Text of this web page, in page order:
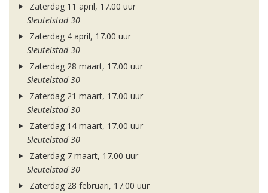
Zaterdag 11 april, 17.00 uur
Sleutelstad 30
Zaterdag 4 april, 17.00 uur
Sleutelstad 30
Zaterdag 28 maart, 17.00 uur
Sleutelstad 30
Zaterdag 21 maart, 17.00 uur
Sleutelstad 30
Zaterdag 14 maart, 17.00 uur
Sleutelstad 30
Zaterdag 7 maart, 17.00 uur
Sleutelstad 30
Zaterdag 28 februari, 17.00 uur